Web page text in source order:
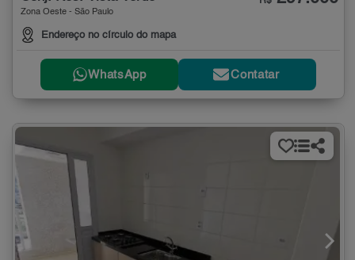
Zona Oeste - São Paulo
Endereço no círculo do mapa
WhatsApp Contatar